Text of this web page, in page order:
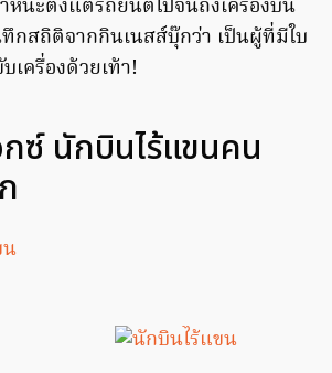
หนะตั้งแต่รถยนต์ไปจนถึงเครื่องบิน
กสถิติจากกินเนสส์บุ๊กว่า เป็นผู้ที่มีใบ
ครื่องด้วยเท้า!
ซ์ นักบินไร้แขนคน